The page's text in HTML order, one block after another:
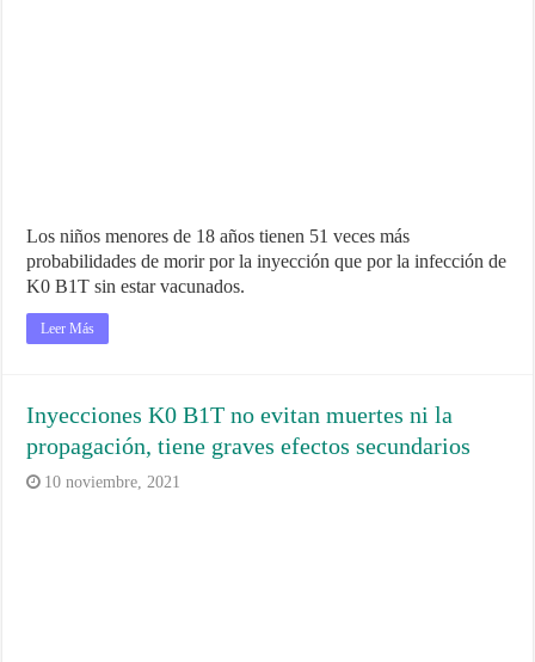
Los niños menores de 18 años tienen 51 veces más
probabilidades de morir por la inyección que por la infección de
K0 B1T sin estar vacunados.
Leer Más
Inyecciones K0 B1T no evitan muertes ni la
propagación, tiene graves efectos secundarios
10 noviembre, 2021